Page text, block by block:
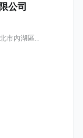
公司
市內湖區